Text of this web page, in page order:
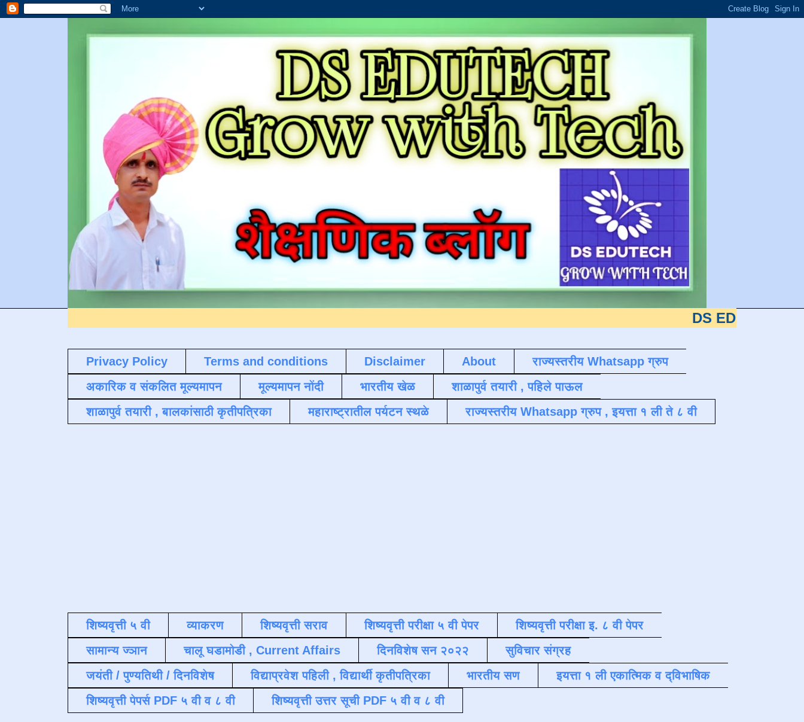
DS EDUTECH या शैक्षणिक
Privacy Policy Terms and conditions Disclaimer About
राज्यस्तरीय Whatsapp ग्रुप
अकारिक व संकलित मूल्यमापन
मूल्यमापन नोंदी भारतीय खेळ
शाळापुर्व तयारी , पहिले पाऊल
शाळापुर्व तयारी , बालकांसाठी कृतीपत्रिका
महाराष्ट्रातील पर्यटन स्थळे राज्यस्तरीय Whatsapp ग्रुप , इयत्ता १ ली ते ८ वी
शिष्यवृत्ती ५ वी व्याकरण शिष्यवृत्ती सराव शिष्यवृत्ती परीक्षा ५ वी पेपर
शिष्यवृत्ती परीक्षा इ. ८ वी पेपर
सामान्य ज्ञान
चालू घडामोडी , Current Affairs दिनविशेष सन २०२२
सुविचार संग्रह
जयंती / पुण्यतिथी / दिनविशेष
विद्याप्रवेश पहिली , विद्यार्थी कृतीपत्रिका भारतीय सण
इयत्ता १ ली एकात्मिक व द्विभाषिक
शिष्यवृत्ती पेपर्स PDF ५ वी व ८ वी
शिष्यवृत्ती उत्तर सूची PDF ५ वी व ८ वी